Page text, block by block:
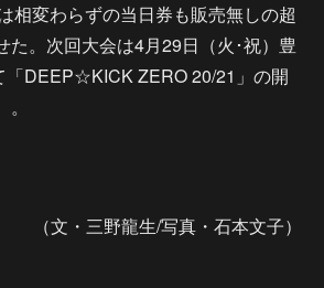
変わらずの当日券も販売無しの超
た。次回大会は4月29日（火･祝）豊
「DEEP☆KICK ZERO 20/21」の開
（文・三野龍生/写真・石本文子）